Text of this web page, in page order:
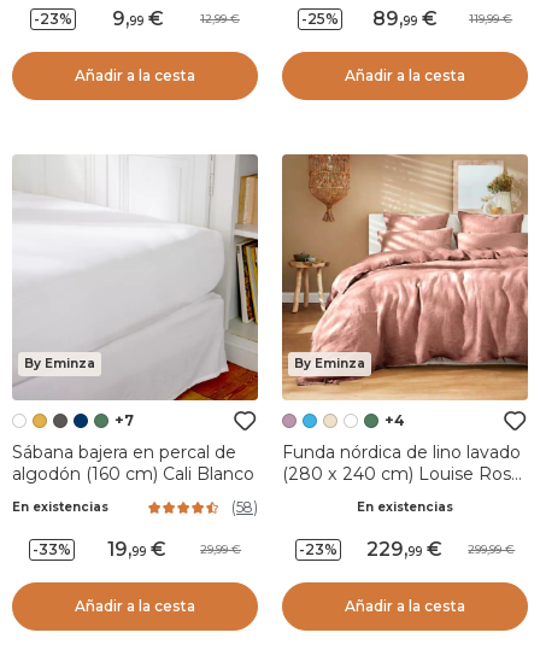
-23% 9,99 12,99
Añadir a la cesta
-25% 89,99 119,99
Añadir a la cesta
By Eminza
+7
Sábana bajera en percal de
algodón (160 cm) Cali Blanco
En existencias (58)
-33% 19,99 29,99
Añadir a la cesta
By Eminza
+4
Funda nórdica de lino lavado
(280 x 240 cm) Louise Rosa
En existencias
-23% 229,99 299,99
Añadir a la cesta